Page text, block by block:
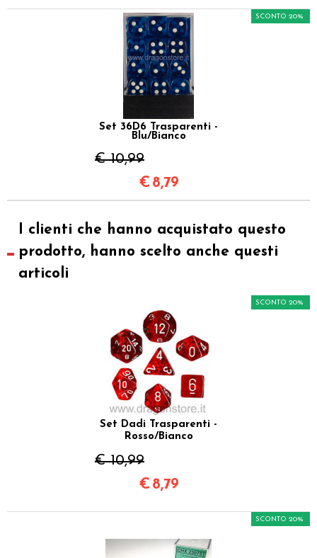
Set 36D6 Trasparenti -
Blu/Bianco
€ 10,99
SCONTO 20%
€ 8,79
I clienti che hanno acquistato questo
prodotto, hanno scelto anche questi
articoli
Set Dadi Trasparenti -
Rosso/Bianco
€ 10,99
SCONTO 20%
€ 8,79
SCONTO 20%